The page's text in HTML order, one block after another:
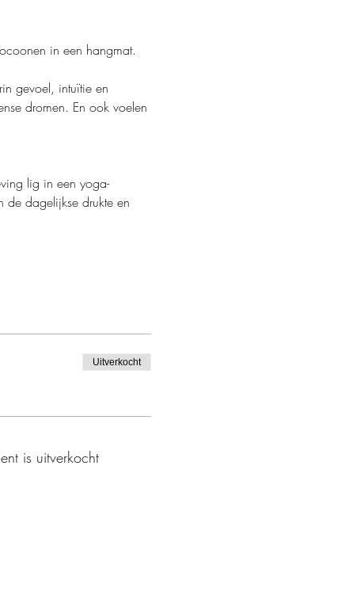
in een hangmat.
gevoel, intuïtie en
dromen. En ook voelen
lig in een yoga-
de dagelijkse drukte en
Uitverkocht
is uitverkocht